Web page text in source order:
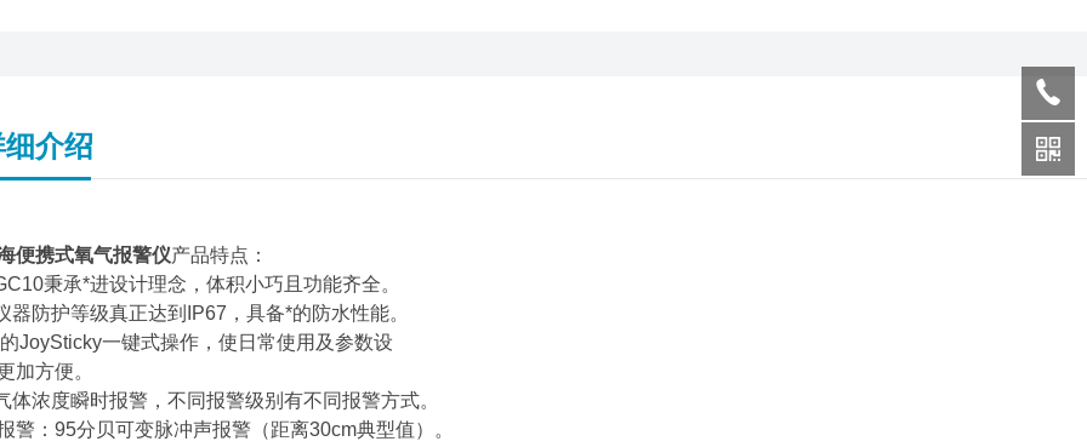
介绍
便携式氧气报警仪产品特点：
秉承*进设计理念，体积小巧且功能齐全。
器防护等级真正达到IP67，具备*的防水性能。
JoySticky一键式操作，使日常使用及参数设
加方便。
体浓度瞬时报警，不同报警级别有不同报警方式。
警：95分贝可变脉冲声报警（距离30cm典型值）。